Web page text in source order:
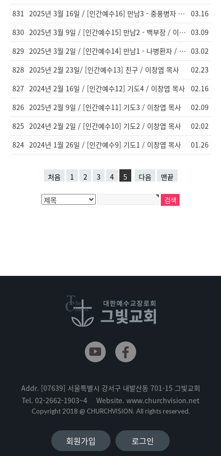
831
2025년 3월 16일 / [인간예수16] 만남3 - 중풍병자 / 이창엽 목사
03.16
830
2025년 3월 9일 / [인간예수15] 만남2 - 백부장 / 이창엽 목사 03.09
829
2025년 3월 2일 / [인간예수14] 만남1 - 나병환자 / 이창엽 목사 03.02
828 2025년 2월 23일/ [인간예수13] 친구 / 이창엽 목사
02.23
827 2024년 2월 16일 / [인간예수12] 기도4 / 이창엽 목사 02.16
826 2025년 2월 9일 / [인간예수11] 기도3 / 이창엽 목사
02.09
825 2024년 2월 2일 / [인간예수10] 기도2 / 이창엽 목사
02.02
824 2024년 1월 26일 / [인간예수9] 기도1 / 이창엽 목사 01.26
처음 1 2 3 4 5 다음 맨끝
Addr. [07639] 서울특별시 강서구 내발산동 701-15 그빛교회
Tel. 02-2662-1903~4 Website. www.churchvision.net
Copyright 2018 @ CHURCHVISION. All rights reserved.
회원가입 로그인